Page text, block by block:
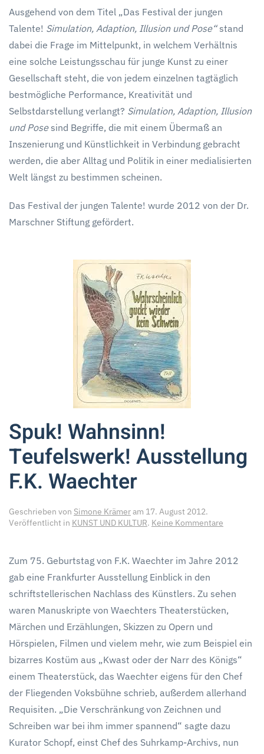
Ausgehend von dem Titel „Das Festival der jungen
Talente! Simulation, Adaption, Illusion und Pose“stand
dabei die Frage im Mittelpunkt, in welchem Verhältnis
eine solche Leistungsschau für junge Kunst zu einer
Gesellschaft steht, die von jedem einzelnen tagtäglich
bestmögliche Performance, Kreativität und
Selbstdarstellung verlangt? Simulation, Adaption, Illusion
und Posesind Begriffe, die mit einem Übermaß an
Inszenierung und Künstlichkeit in Verbindung gebracht
werden, die aber Alltag und Politik in einer medialisierten
Welt längst zu bestimmen scheinen.
Das Festival der jungen Talente! wurde 2012 von der Dr.
Marschner Stiftung gefördert.
Spuk! Wahnsinn!
Teufelswerk! Ausstellung
F.K. Waechter
Geschrieben von Simone Krämeram 17. August 2012.
Veröffentlicht in KUNST UND KULTUR. Keine Kommentare
Zum 75. Geburtstag von F.K. Waechter im Jahre 2012
gab eine Frankfurter Ausstellung Einblick in den
schriftstellerischen Nachlass des Künstlers. Zu sehen
waren Manuskripte von Waechters Theaterstücken,
Märchen und Erzählungen, Skizzen zu Opern und
Hörspielen, Filmen und vielem mehr, wie zum Beispiel ein
bizarres Kostüm aus „Kwast oder der Narr des Königs“
einem Theaterstück, das Waechter eigens für den Chef
der Fliegenden Voksbühne schrieb, außerdem allerhand
Requisiten. „Die Verschränkung von Zeichnen und
Schreiben war bei ihm immer spannend“ sagte dazu
Kurator Schopf, einst Chef des Suhrkamp-Archivs, nun